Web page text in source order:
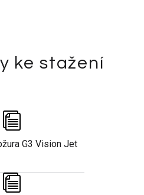
ke stažení
G3 Vision Jet